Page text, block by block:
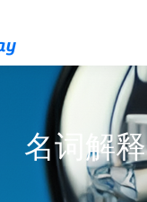
名词解释